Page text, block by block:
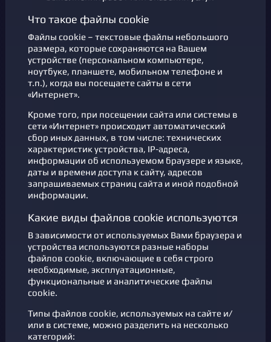
Что такое файлы cookie
Файлы cookie – текстовые файлы небольшого
размера, которые сохраняются на Вашем
устройстве (персональном компьютере,
ноутбуке, планшете, мобильном телефоне и
т.п.), когда вы посещаете сайты в сети
«Интернет».
Кроме того, при посещении сайта или системы в
сети «Интернет» происходит автоматический
сбор иных данных, в том числе: технических
характеристик устройства, IP-адреса,
информации об используемом браузере и языке,
даты и времени доступа к сайту, адресов
запрашиваемых страниц сайта и иной подобной
информации.
Какие виды файлов cookie используются
В зависимости от используемых Вами браузера и
устройства используются разные наборы
файлов cookie, включающие в себя строго
необходимые, эксплуатационные,
функциональные и аналитические файлы
cookie.
Типы файлов cookie, используемых на сайте и/
или в системе, можно разделить на несколько
категорий: